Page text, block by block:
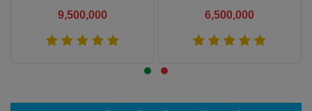
9,500,000 6,500,000